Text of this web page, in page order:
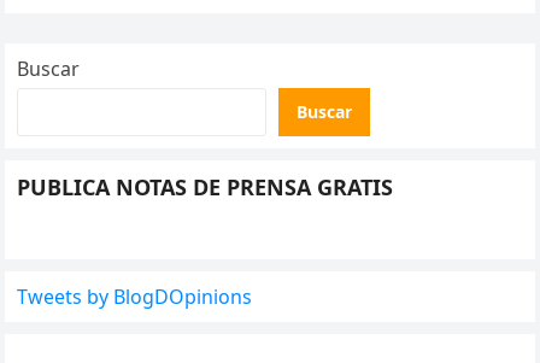
Buscar
Buscar
PUBLICA NOTAS DE PRENSA GRATIS
Tweets by BlogDOpinions